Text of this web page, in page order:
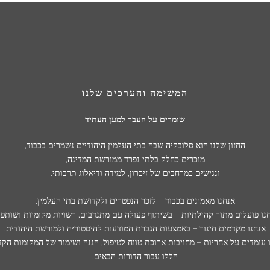
המשימה והערכים שלנו
שומרים על העבר למען העתיד
החזון שלנו הוא סלובקיה שבה בתי העלמין היהודיים נשמרים בכבוד,
מוכרים כחלק בלתי נפרד ממורשת המדינה,
ונגישים כמרחבים של זיכרון, למידה ודיאלוג תרבותי.
אנחנו מאמינים בכבוד – לזכר הנפטרים ולקדושת בתי העלמין.
פועלים מתוך קהילתיות – בשיתוף פעולה עם מתנדבים, רשויות מקומיות
אנחנו מקדמים חינוך – באמצעות הגברת המודעות להיסטוריה ולמורשת היהודית.
עומדים על אחריות – מחויבות ארוכת טווח לטיפול, הגנה ושימור של המקומות
הללו עבור הדורות הבאים.